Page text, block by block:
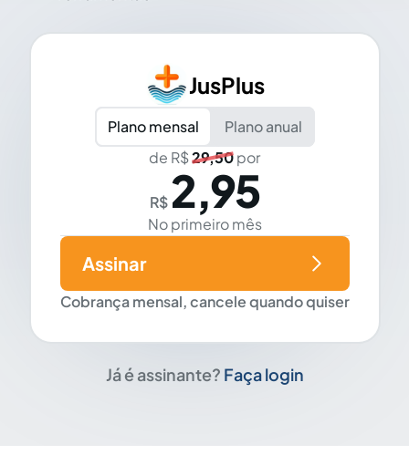
JusPlus
Plano mensal
Plano anual
de R$29,50por
R$ 2,95
No primeiro mês
Cobrança mensal, cancele quando quiser
Assinar
Já é assinante? Faça login